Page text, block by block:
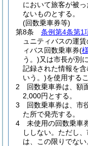
において旅客が被
ないものとする。
(回数乗車券等)
第8条
条例第4条第1
ュニティバスの運
ィバス回数乗車券(
う。)又は市長が別
記録された情報を含
いう。)を使用する
2
回数乗車券は、額
2,000円とする。
3
回数乗車券は、市
た所で発売する。
4
未使用の回数乗車
ししない。 ただし
は、この限りでない